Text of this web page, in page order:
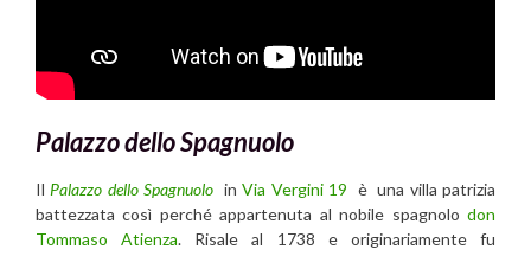
Palazzo dello Spagnuolo
Il Palazzo dello Spagnuolo inVia Vergini 19 è una villa patrizia
battezzata così perché appartenuta al nobile spagnolo don
Tommaso Atienza. Risale al 1738 e originariamente fu